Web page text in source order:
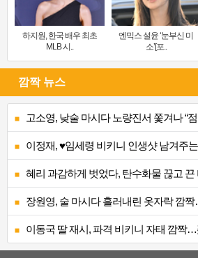
하지원, 한국 배우 최초
MLB 시..
엔믹스 설윤 ‘눈부신 미
소’[포..
깜짝 뉴스
고소영, 낮술 마시다 노량진서 쫓겨나 “
이정재, ♥임세령 비키니 인생샷 남겨주
혜리 과감하게 벗었다, 탄수화물 끊고 끈
장원영, 술 마시다 흘러내린 옷자락 깜
이동국 딸 재시, 파격 비키니 자태 깜짝